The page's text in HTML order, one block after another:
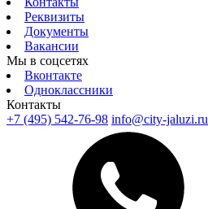
Реквизиты
Документы
Вакансии
Мы в соцсетях
Вконтакте
Одноклассники
Контакты
+7 (495) 542-76-98 info@city-jaluzi.ru